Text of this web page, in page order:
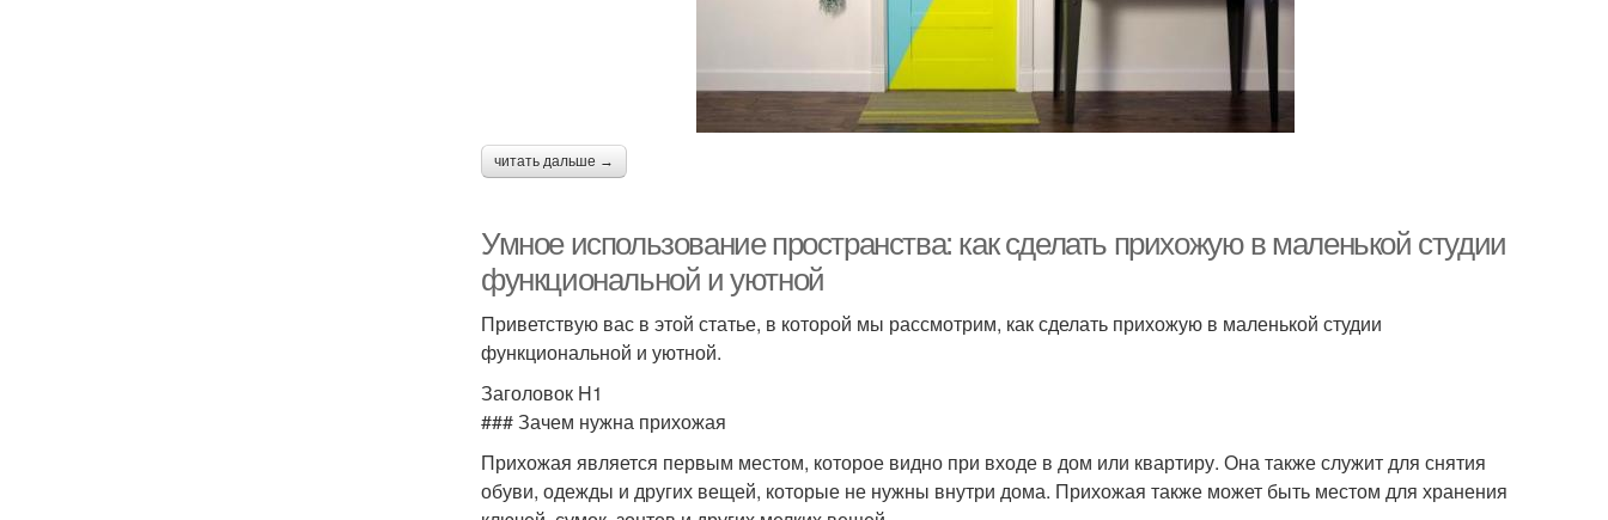
читать дальше →
Умное использование пространства: как сделать прихожую в маленькой студии
функциональной и уютной
Приветствую вас в этой статье, в которой мы рассмотрим, как сделать прихожую в маленькой студии
функциональной и уютной.
Заголовок H1
### Зачем нужна прихожая
Прихожая является первым местом, которое видно при входе в дом или квартиру. Она также служит для снятия
обуви, одежды и других вещей, которые не нужны внутри дома. Прихожая также может быть местом для хранения